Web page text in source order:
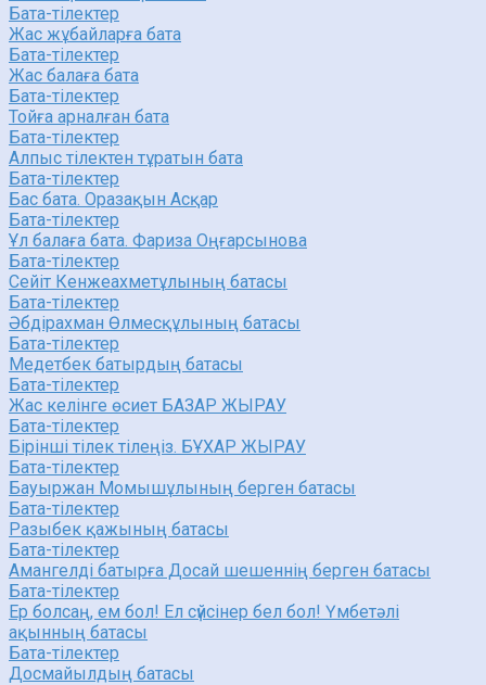
Бата-тілектер
Жас жұбайларға бата
Бата-тілектер
Жас балаға бата
Бата-тілектер
Тойға арналған бата
Бата-тілектер
Алпыс тілектен тұратын бата
Бата-тілектер
Бас бата. Оразақын Асқар
Бата-тілектер
Ұл балаға бата. Фариза Оңғарсынова
Бата-тілектер
Сейіт Кенжеахметұлының батасы
Бата-тілектер
Әбдірахман Өлмесқұлының батасы
Бата-тілектер
Медетбек батырдың батасы
Бата-тілектер
Жас келінге өсиет БАЗАР ЖЫРАУ
Бата-тілектер
Бірінші тілек тілеңіз. БҰХАР ЖЫРАУ
Бата-тілектер
Бауыржан Момышұлының берген батасы
Бата-тілектер
Разыбек қажының батасы
Бата-тілектер
Амангелді батырға Досай шешеннің берген батасы
Бата-тілектер
Ер болсаң, ем бол! Ел сүйсінер бел бол! Үмбетәлі
ақынның батасы
Бата-тілектер
Досмайылдың батасы